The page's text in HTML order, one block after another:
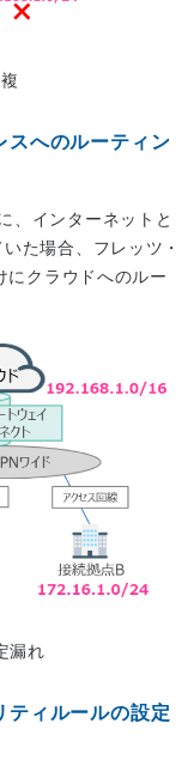
スへのルーティン
、インターネットと
た場合、フレッツ・
にクラウドへのルー
漏れ
ティルールの設定